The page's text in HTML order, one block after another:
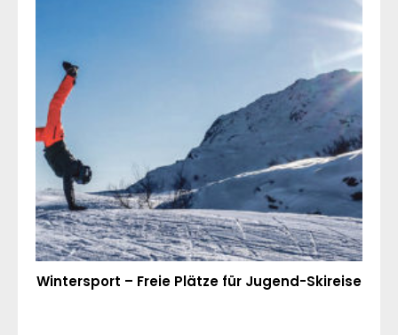
Wintersport – Freie Plätze für Jugend-Skireise